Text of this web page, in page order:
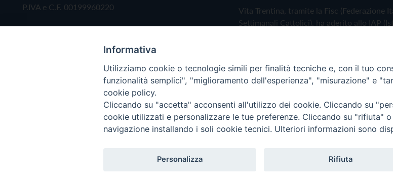
P.IVA e C.F. 00199960220
Vita Trentina, tramite la Fisc (Federazione
Settimanali Cattolici), ha aderito allo IAP
Privacy Policy Cookie Policy
Copyright © 2019 - Tutti i diritti riservati - Vita Trentina Editrice
Informativa
Utilizziamo cookie o tecnologie simili per finalità tecniche e, con il tuo
funzionalità semplici", "miglioramento dell'esperienza", "misurazione" e
cookie policy.
Cliccando su "accetta" acconsenti all'utilizzo dei cookie. Cliccando su
cookie utilizzati e personalizzare le tue preferenze. Cliccando su "rifiuta"
navigazione installando i soli cookie tecnici. Ulteriori informazioni sono
Personalizza Rifiuta